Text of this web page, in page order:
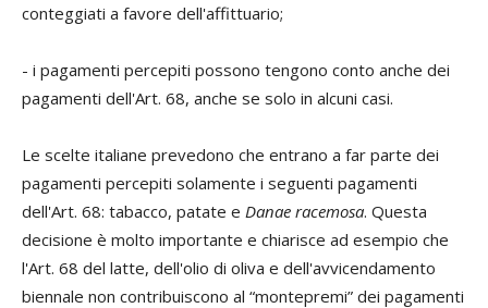
conteggiati a favore dell'affittuario;
- i pagamenti percepiti possono tengono conto anche dei
pagamenti dell'Art. 68, anche se solo in alcuni casi.
Le scelte italiane prevedono che entrano a far parte dei
pagamenti percepiti solamente i seguenti pagamenti
dell'Art. 68: tabacco, patate e Danae racemosa. Questa
decisione è molto importante e chiarisce ad esempio che
l'Art. 68 del latte, dell'olio di oliva e dell'avvicendamento
biennale non contribuiscono al “montepremi” dei pagamenti